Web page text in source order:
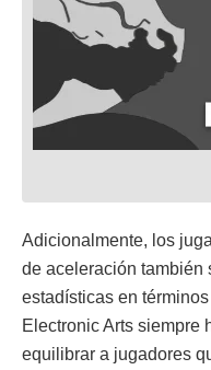
Adicionalmente, los
de aceleración también
estadísticas en
Electronic Arts siempre
equilibrar a jugadores